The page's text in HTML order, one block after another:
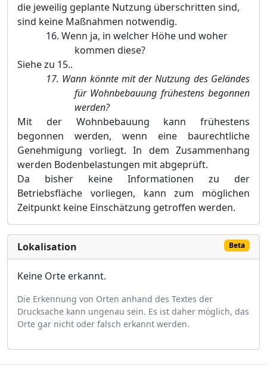
die jeweilig geplante Nutzung überschritten sind,
sind keine Maßnahmen notwendig.
16. Wenn ja, in welcher Höhe und woher
kommen diese?
Siehe zu 15..
17. Wann könnte mit der Nutzung des Geländes
für Wohnbebauung frühestens begonnen
werden?
Mit der Wohnbebauung kann frühestens
begonnen werden, wenn eine baurechtliche
Genehmigung vorliegt. In dem Zusammenhang
werden Bodenbelastungen mit abgeprüft.
Da bisher keine Informationen zu der
Betriebsfläche vorliegen, kannzum möglichen
Zeitpunkt keine Einschätzung getroffen werden.
Lokalisation Beta
Keine Orte erkannt.
Die Erkennung von Orten anhand des Textes der
Drucksache kann ungenau sein. Es ist daher möglich, das
Orte gar nicht oder falsch erkannt werden.